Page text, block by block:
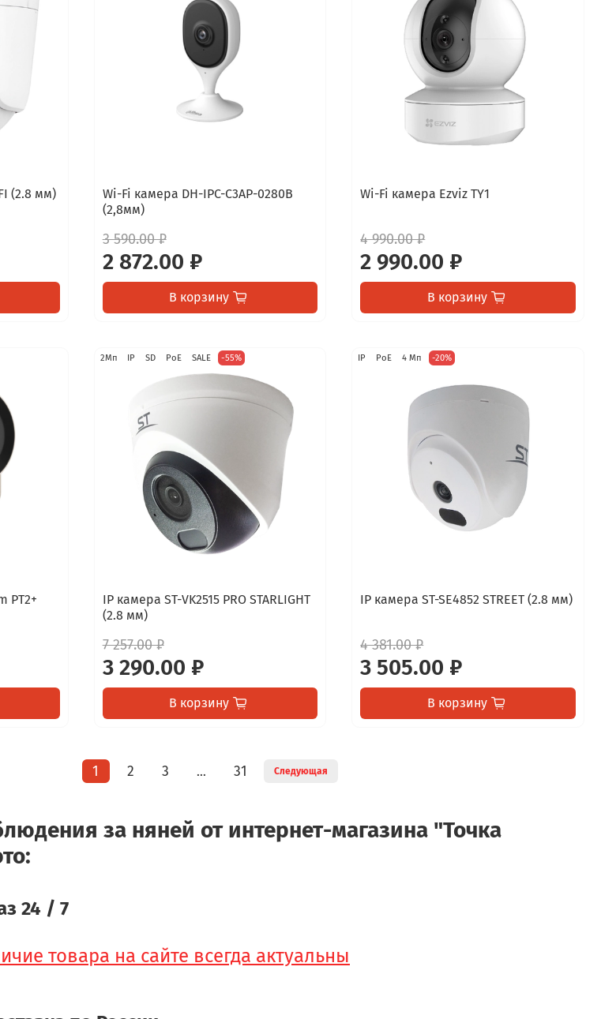
(2.8 мм)
Wi-Fi камера DH-IPC-C3AP-0280B
(2,8мм)
3 590.00 ₽
2 872.00 ₽
В корзину
Wi-Fi камера Ezviz TY1
4 990.00 ₽
2 990.00 ₽
В корзину
PT2+
2Мп IP SD PoE SALE -55%
IP камера ST-VK2515 PRO STARLIGHT
(2.8 мм)
7 257.00 ₽
3 290.00 ₽
В корзину
IP PoE 4 Мп -20%
IP камера ST-SE4852 STREET (2.8 мм)
4 381.00 ₽
3 505.00 ₽
В корзину
1 2 3 … 31 Следующая
за няней от интернет-магазина "Точка
24 / 7
товара на сайте всегда актуальны